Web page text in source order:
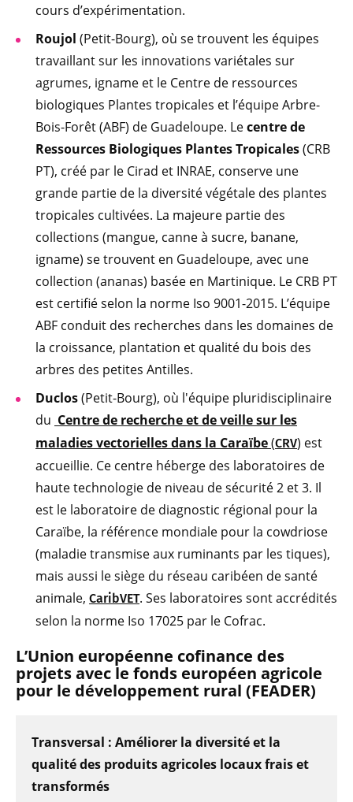
cours d’expérimentation.
Roujol (Petit-Bourg), où se trouvent les équipes
travaillant sur les innovations variétales sur
agrumes, igname et le Centre de ressources
biologiques Plantes tropicales et l’équipe Arbre-
Bois-Forêt (ABF) de Guadeloupe. Lecentre de
Ressources Biologiques Plantes Tropicales(CRB
PT), créé par le Cirad et INRAE, conserve une
grande partie de la diversité végétale des plantes
tropicales cultivées. La majeure partie des
collections (mangue, canne à sucre, banane,
igname) se trouvent en Guadeloupe, avec une
collection (ananas) basée en Martinique. Le CRB PT
est certifié selon la norme Iso 9001-2015. L’équipe
ABF conduit des recherches dans les domaines de
la croissance, plantation et qualité du bois des
arbres des petites Antilles.
Duclos(Petit-Bourg), où l'équipe pluridisciplinaire
du Centre de recherche et de veille sur les
maladies vectorielles dans la Caraïbe(CRV) est
accueillie. Ce centre héberge des laboratoires de
haute technologie de niveau de sécurité 2 et 3. Il
est le laboratoire de diagnostic régional pour la
Caraïbe, la référence mondiale pour la cowdriose
(maladie transmise aux ruminants par les tiques),
mais aussi le siège du réseau caribéen de santé
animale, CaribVET. Ses laboratoires sont accrédités
selon la norme Iso 17025 par le Cofrac.
L’Union européenne cofinance des
projets avec le fonds européen agricole
pour le développement rural (FEADER)
Transversal : Améliorer la diversité et la
qualité des produits agricoles locaux frais et
transformés